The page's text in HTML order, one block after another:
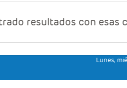
resultados con esas
Lunes,